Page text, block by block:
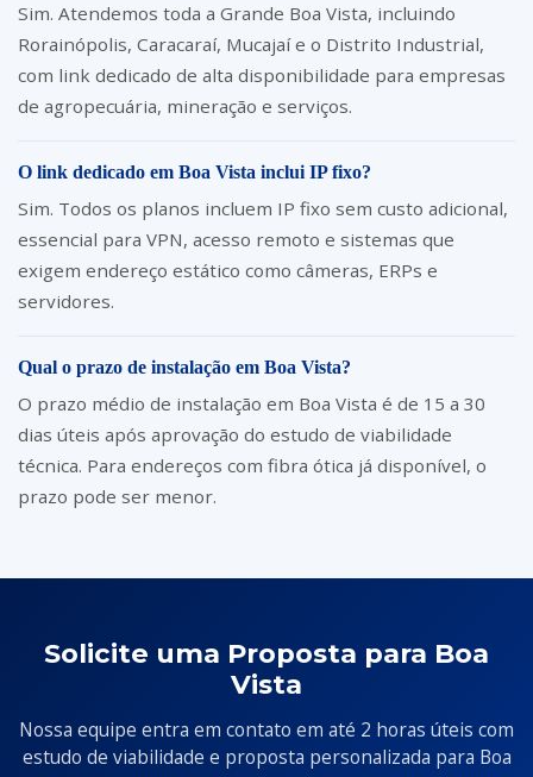
Sim. Atendemos toda a Grande Boa Vista, incluindo
Rorainópolis, Caracaraí, Mucajaí e o Distrito Industrial,
com link dedicado de alta disponibilidade para empresas
de agropecuária, mineração e serviços.
O link dedicado em Boa Vista inclui IP fixo?
Sim. Todos os planos incluem IP fixo sem custo adicional,
essencial para VPN, acesso remoto e sistemas que
exigem endereço estático como câmeras, ERPs e
servidores.
Qual o prazo de instalação em Boa Vista?
O prazo médio de instalação em Boa Vista é de 15 a 30
dias úteis após aprovação do estudo de viabilidade
técnica. Para endereços com fibra ótica já disponível, o
prazo pode ser menor.
Solicite uma Proposta para Boa
Vista
Nossa equipe entra em contato em até 2 horas úteis com
estudo de viabilidade e proposta personalizada para Boa